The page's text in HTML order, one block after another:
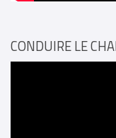
CONDUIRE LE